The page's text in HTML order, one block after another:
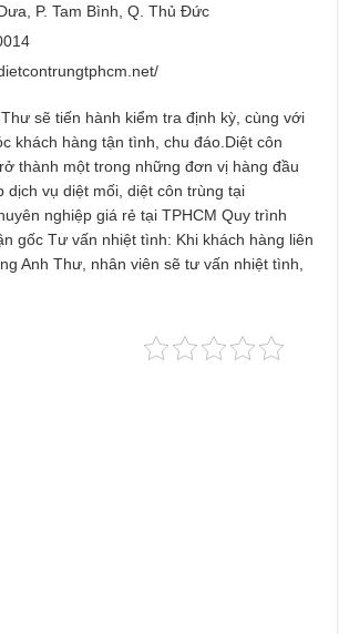
P. Tam Bình, Q. Thủ Đức
sẽ tiến hành kiểm tra định kỳ, cùng với
khách hàng tận tình, chu đáo.Diệt côn
thành một trong những đơn vị hàng đầu
dịch vụ diệt mối, diệt côn trùng tại
nghiệp giá rẻ tại TPHCM Quy trình
gốc Tư vấn nhiệt tình: Khi khách hàng liên
Anh Thư, nhân viên sẽ tư vấn nhiệt tình,